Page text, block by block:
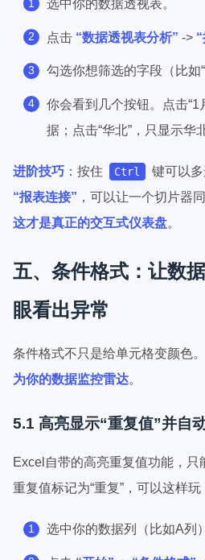
选中你的数据透视表。
点击 “数据透视表分析” ->
勾选你想筛选的字段（比如“
你会看到几个按钮。点击“1
据；点击“华北”，只显示华
进阶技巧 ：按住 Ctrl
键可以
“报表连接” ，可以让一个切片器
这才是真正的交互式仪表盘。
五、条件格式：让数
眼看出异常
条件格式不只是给单元格变颜色。
为你的数据监控雷达。
5.1 高亮显示“重复值”并自
Excel自带的高亮重复值功能，
重复值标记为“重复”，可以这样玩
选中你的数据列（比如A列